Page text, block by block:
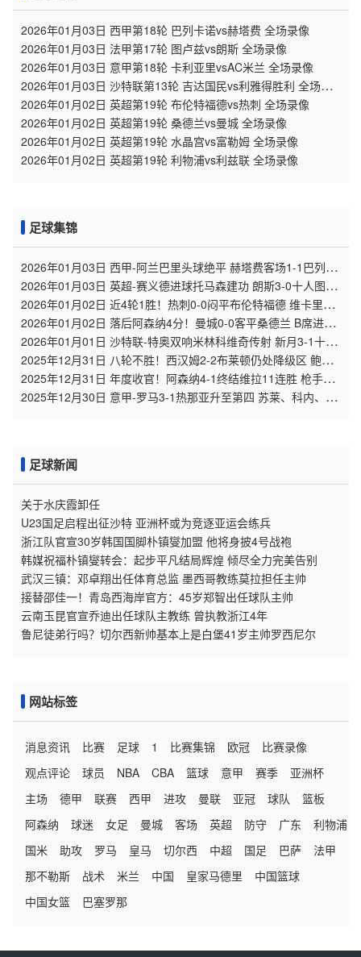
2026年01月03日 西甲第18轮 巴列卡诺vs赫塔费 全场录像
2026年01月03日 法甲第17轮 图卢兹vs朗斯 全场录像
2026年01月03日 意甲第18轮 卡利亚里vsAC米兰 全场录像
2026年01月03日 沙特联第13轮 吉达国民vs利雅得胜利 全场录
像
2026年01月02日 英超第19轮 布伦特福德vs热刺 全场录像
2026年01月02日 英超第19轮 桑德兰vs曼城 全场录像
2026年01月02日 英超第19轮 水晶宫vs富勒姆 全场录像
2026年01月02日 英超第19轮 利物浦vs利兹联 全场录像
足球集锦
2026年01月03日 西甲-阿兰巴里头球绝平 赫塔费客场1-1巴列卡
诺
2026年01月03日 英超-赛义德进球托马森建功 朗斯3-0十人图卢
兹
2026年01月02日 近4轮1胜！热刺0-0闷平布伦特福德 维卡里奥
神扑罗梅罗造争议判罚
2026年01月02日 落后阿森纳4分！曼城0-0客平桑德兰 B席进球
被吹萨维尼奥两失良机
2026年01月01日 沙特联-特奥双响米林科维奇传射 新月3-1十人
拉斯永恒
2025年12月31日 八轮不胜！西汉姆2-2布莱顿仍处降级区 鲍文
闪击帕奎塔送点+点射
2025年12月31日 年度收官！阿森纳4-1终结维拉11连胜 枪手4人
破门热苏斯复出首球
2025年12月30日 意甲-罗马3-1热那亚升至第四 苏莱、科内、弗
足球新闻
关于水庆霞卸任
U23国足启程出征沙特 亚洲杯或为竞逐亚运会练兵
浙江队官宣30岁韩国国脚朴镇燮加盟 他将身披4号战袍
韩媒祝福朴镇燮转会：起步平凡结局辉煌 倾尽全力完美告别
武汉三镇：邓卓翔出任体育总监 墨西哥教练莫拉担任主帅
接替邵佳一！青岛西海岸官方：45岁郑智出任球队主帅
云南玉昆官宣乔迪出任球队主教练 曾执教浙江4年
鲁尼徒弟行吗？切尔西新帅基本上是白堡41岁主帅罗西尼尔
网站标签
消息资讯 比赛 足球 1 比赛集锦 欧冠
比赛录像
观点评论
球员 NBA CBA 篮球 意甲 赛季
亚洲杯
主场
德甲 联赛 西甲 进攻 曼联 亚冠 球队
篮板
阿森纳
球迷 女足 曼城 客场 英超 防守 广东
利物浦
国米
助攻 罗马 皇马 切尔西 中超 国足 巴萨
法甲
那不勒斯
战术 米兰 中国 皇家马德里
中国篮球
中国女篮
巴塞罗那